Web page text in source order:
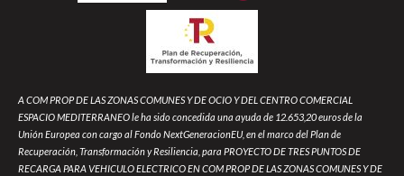
A COM PROP DE LAS ZONAS COMUNES Y DE OCIO Y DEL CENTRO COMERCIAL
ESPACIO MEDITERRANEO le ha sido concedida una ayuda de 12.653,20 euros de la
Unión Europea con cargo al Fondo NextGeneracionEU, en el marco del Plan de
Recuperación, Transformación y Resiliencia, para PROYECTO DE TRES PUNTOS DE
RECARGA PARA VEHICULO ELECTRICO EN COM PROP DE LAS ZONAS COMUNES Y DE